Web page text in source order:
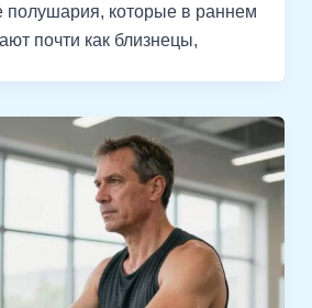
полушария, которые в раннем
почти как близнецы,